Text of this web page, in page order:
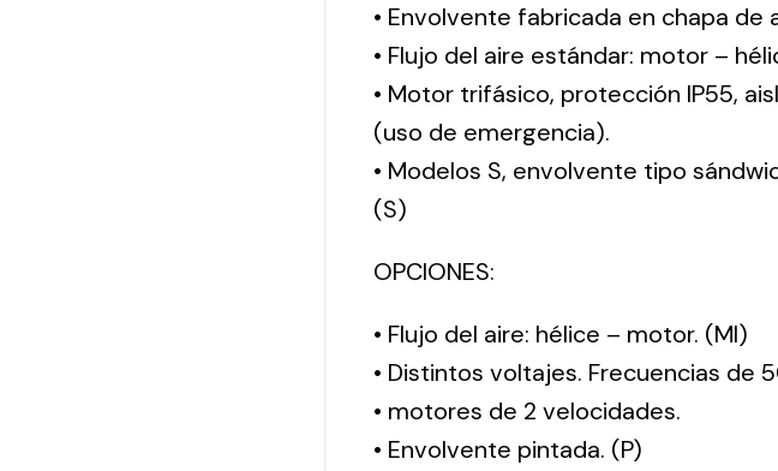
• Envolvente fabricada en chapa
• Flujo del aire estándar: motor –
• Motor trifásico, protección IP55,
(uso de emergencia).
• Modelos S, envolvente tipo
(S)
OPCIONES:
• Flujo del aire: hélice – motor. (MI)
• Distintos voltajes. Frecuencias de
• motores de 2 velocidades.
• Envolvente pintada. (P)